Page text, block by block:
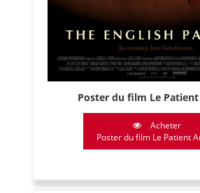
Poster du film Le
Acheter
Poster du film Le Patient